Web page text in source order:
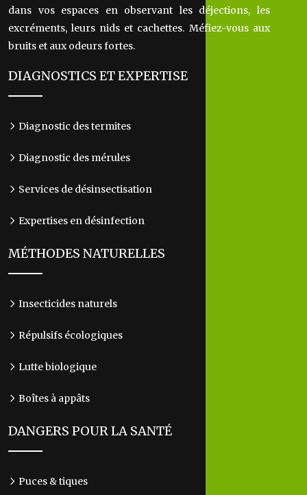
dans vos espaces en observant les déjections, les
excréments, leurs nids et cachettes. Méfiez-vous aux
bruits et aux odeurs fortes.
DIAGNOSTICS ET EXPERTISE
Diagnostic des termites
Diagnostic des mérules
Services de désinsectisation
Expertises en désinfection
MÉTHODES NATURELLES
Insecticides naturels
Répulsifs écologiques
Lutte biologique
Boîtes à appâts
DANGERS POUR LA SANTÉ
Puces & tiques